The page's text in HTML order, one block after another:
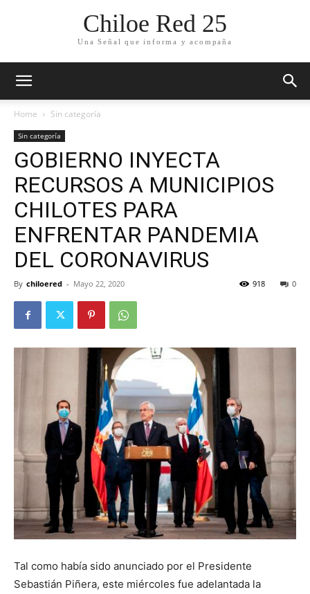
Chiloe Red 25
Una Señal que informa y acompaña
Home Sin categoría
Sin categoría
GOBIERNO INYECTA
RECURSOS A MUNICIPIOS
CHILOTES PARA
ENFRENTAR PANDEMIA
DEL CORONAVIRUS
By chiloered - Mayo 22, 2020 0
918
Tal como había sido anunciado por el Presidente
Sebastián Piñera, este miércoles fue adelantada la